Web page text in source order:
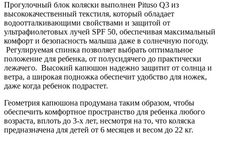
Прогулочный блок коляски выполнен Pituso Q3 из
высококачественный текстиля, который обладает
водоотталкивающими свойствами и защитой от
ультрафиолетовых лучей SPF 50, обеспечивая максимальный
комфорт и безопасность малыша даже в солнечную погоду.
Регулируемая спинка позволяет выбрать оптимальное
положение для ребенка, от полусидячего до практически
лежачего. Высокий капюшон надежно защитит от солнца и
ветра, а широкая подножка обеспечит удобство для ножек,
даже когда ребенок подрастет.
Геометрия капюшона продумана таким образом, чтобы
обеспечить комфортное пространство для ребенка любого
возраста, вплоть до 3-х лет, несмотря на то, что коляска
предназначена для детей от 6 месяцев и весом до 22 кг.